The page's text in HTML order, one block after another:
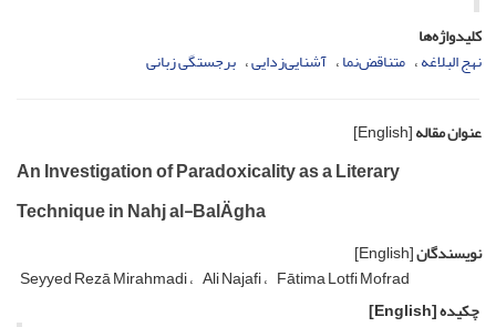
کلیدواژه‌ها
نهج البلاغه متناقض‌نما آشنایی‌زدایی برجستگی زبانی
عنوان مقاله[English]
An Investigation of Paradoxicality as a Literary
Technique in Nahj al-BalÄgha
نویسندگان[English]
Seyyed Rezā Mirahmadi Ali Najafi Fātima Lotfi Mofrad
چکیده[English]